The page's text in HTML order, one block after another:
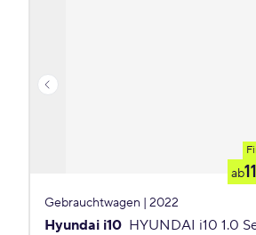
ab
Gebrauchtwagen | 2022
Hyundai i10 HYUNDAI i10 1.0